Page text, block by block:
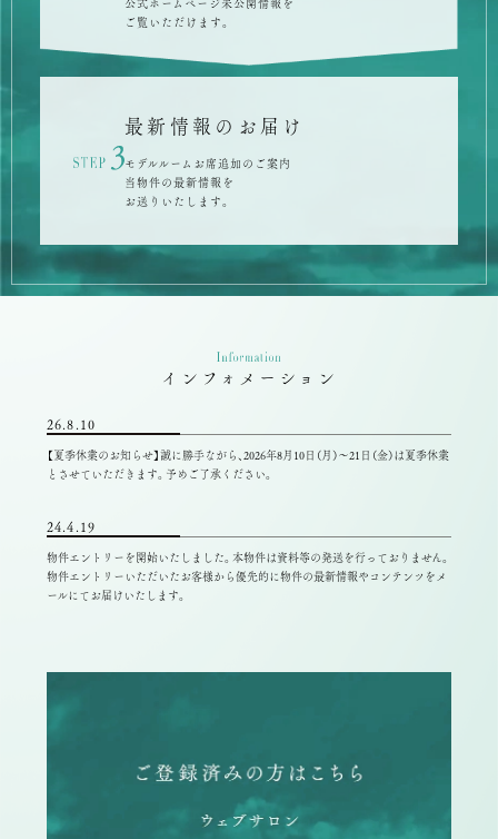
公式ホームページ未公開情報を
ご覧いただけます。
最新情報のお届け
モデルルームお席追加のご案内
当物件の最新情報を
お送りいたします。
インフォメーション
26.8.10
【夏季休業のお知らせ】誠に勝手ながら、2026年8月10日（月）～21日（金）は夏季休業
とさせていただきます。予めご了承ください。
24.4.19
物件エントリーを開始いたしました。本物件は資料等の発送を行っておりません。
物件エントリーいただいたお客様から優先的に物件の最新情報やコンテンツをメ
ールにてお届けいたします。